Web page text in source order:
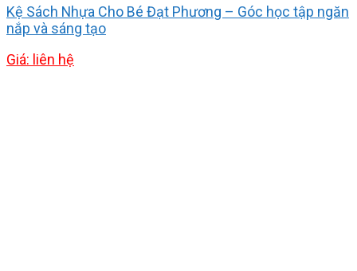
Kệ Sách Nhựa Cho Bé Đạt Phương – Góc học tập ngăn
nắp và sáng tạo
Giá: liên hệ